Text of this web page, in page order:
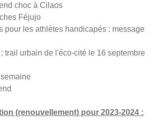
choc à Cilaos
Féjujo
pour les athlètes handicapés : message
trail urbain de l'éco-cité le 16 septembre
(renouvellement) pour 2023-2024 :